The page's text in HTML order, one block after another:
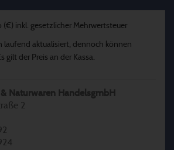
(€) inkl. gesetzlicher Mehrwertsteuer
laufend aktualisiert, dennoch können
gilt der Preis an der Kassa.
Naturwaren HandelsgmbH
2